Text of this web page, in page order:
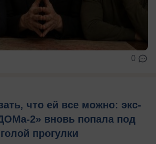
0
что ей все можно: экс-
2» вновь попала под
прогулки